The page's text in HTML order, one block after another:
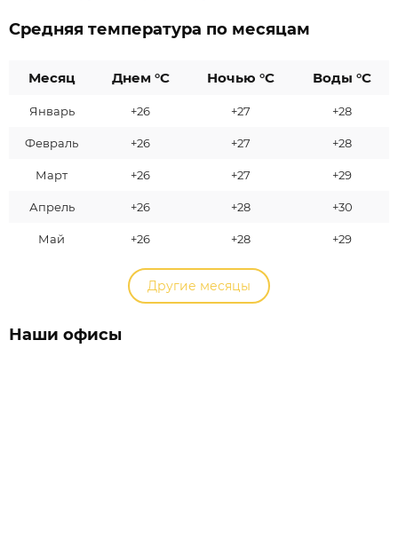
Средняя температура по месяцам
Месяц Днем °C Ночью °C Воды °C
Январь +26 +27 +28
Февраль +26 +27 +28
Март +26 +27 +29
Апрель +26 +28 +30
Май +26 +28 +29
Другие месяцы
Наши офисы